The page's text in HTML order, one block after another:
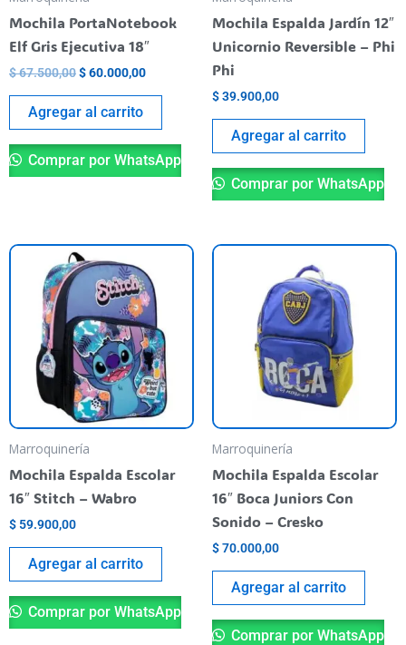
Mochila PortaNotebook
Elf Gris Ejecutiva 18″
$67.500,00$60.000,00
Agregar al carrito
Comprar por WhatsApp
Mochila Espalda Jardín 12″
Unicornio Reversible – Phi
Phi
$39.900,00
Agregar al carrito
Comprar por WhatsApp
Marroquinería
Mochila Espalda Escolar
16″ Stitch – Wabro
$ 59.900,00
Agregar al carrito
Comprar por WhatsApp
Marroquinería
Mochila Espalda Escolar
16″ Boca Juniors Con
Sonido – Cresko
$70.000,00
Agregar al carrito
Comprar por WhatsApp